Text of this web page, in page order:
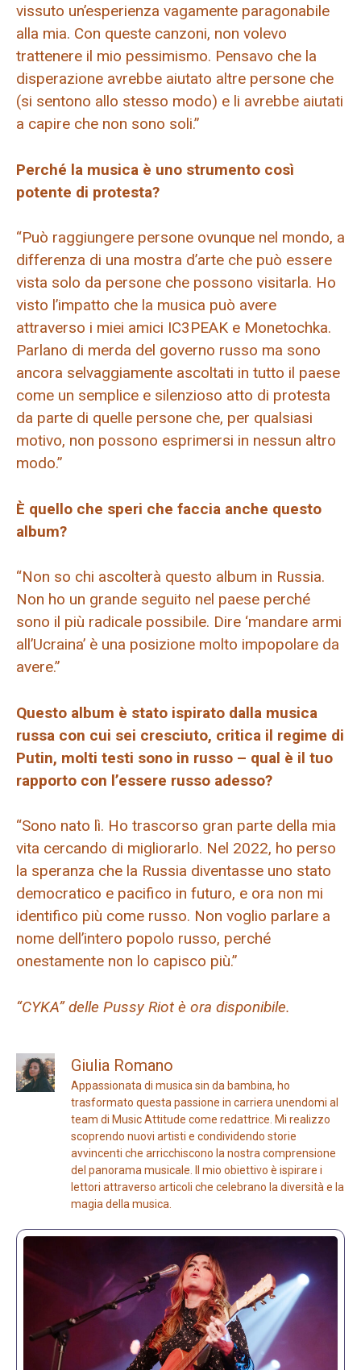
vissuto un’esperienza vagamente paragonabile
alla mia. Con queste canzoni, non volevo
trattenere il mio pessimismo. Pensavo che la
disperazione avrebbe aiutato altre persone che
(si sentono allo stesso modo) e li avrebbe aiutati
a capire che non sono soli.”
Perché la musica è uno strumento così
potente di protesta?
“Può raggiungere persone ovunque nel mondo, a
differenza di una mostra d’arte che può essere
vista solo da persone che possono visitarla. Ho
visto l’impatto che la musica può avere
attraverso i miei amici IC3PEAK e Monetochka.
Parlano di merda del governo russo ma sono
ancora selvaggiamente ascoltati in tutto il paese
come un semplice e silenzioso atto di protesta
da parte di quelle persone che, per qualsiasi
motivo, non possono esprimersi in nessun altro
modo.”
È quello che speri che faccia anche questo
album?
“Non so chi ascolterà questo album in Russia.
Non ho un grande seguito nel paese perché
sono il più radicale possibile. Dire ‘mandare armi
all’Ucraina’ è una posizione molto impopolare da
avere.”
Questo album è stato ispirato dalla musica
russa con cui sei cresciuto, critica il regime di
Putin, molti testi sono in russo – qual è il tuo
rapporto con l’essere russo adesso?
“Sono nato lì. Ho trascorso gran parte della mia
vita cercando di migliorarlo. Nel 2022, ho perso
la speranza che la Russia diventasse uno stato
democratico e pacifico in futuro, e ora non mi
identifico più come russo. Non voglio parlare a
nome dell’intero popolo russo, perché
onestamente non lo capisco più.”
“CYKA” delle Pussy Riot è ora disponibile.
Giulia Romano
Appassionata di musica sin da bambina, ho
trasformato questa passione in carriera unendomi al
team di Music Attitude come redattrice. Mi realizzo
scoprendo nuovi artisti e condividendo storie
avvincenti che arricchiscono la nostra comprensione
del panorama musicale. Il mio obiettivo è ispirare i
lettori attraverso articoli che celebrano la diversità e la
magia della musica.